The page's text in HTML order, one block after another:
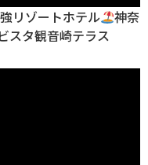
リゾートホテル
神奈
スタ観音崎テラス